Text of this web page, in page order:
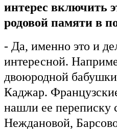
интерес включить
родовой памяти в
- Да, именно это и
интересной.
двоюродной
Каджар.
нашли ее переписку
Неждановой,